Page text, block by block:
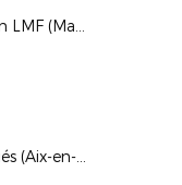
Double Séminaire en LMF (Marseille et Aix)
Réunion des Délégués (Aix-en-Provence)